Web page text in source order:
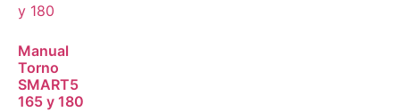
Manual
Torno
SMART5
165 y 180